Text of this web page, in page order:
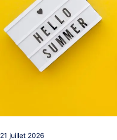
21 juillet 2026